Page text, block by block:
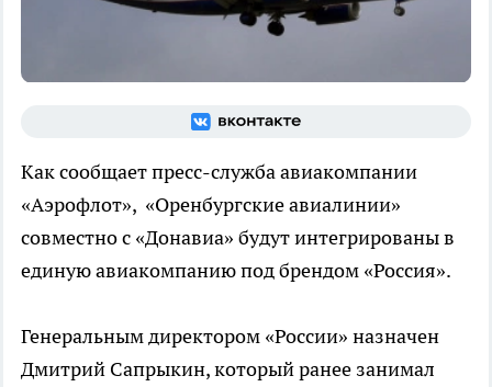
Как сообщает пресс-служба авиакомпании
«Аэрофлот», «Оренбургские авиалинии»
совместно с «Донавиа» будут интегрированы в
единую авиакомпанию под брендом «Россия».
Генеральным директором «России» назначен
Дмитрий Сапрыкин, который ранее занимал